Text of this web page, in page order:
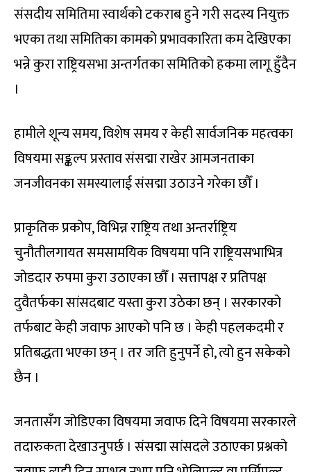
संसदीय समितिमा स्वार्थको टकराब हुने गरी सदस्य नियुक्त
भएका तथा समितिका कामको प्रभावकारिता कम देखिएका
भन्ने कुरा राष्ट्रियसभा अन्तर्गतका समितिको हकमा लागू हुँदैन
।
हामीले शून्य समय, विशेष समय र केही सार्वजनिक महत्वका
विषयमा सङ्कल्प प्रस्ताव संसद्मा राखेर आमजनताका
जनजीवनका समस्यालाई संसद्मा उठाउने गरेका छौँ ।
प्राकृतिक प्रकोप, विभिन्न राष्ट्रिय तथा अन्तर्राष्ट्रिय
चुनौतीलगायत समसामयिक विषयमा पनि राष्ट्रियसभाभित्र
जोडदार रुपमा कुरा उठाएका छौँ । सत्तापक्ष र प्रतिपक्ष
दुवैतर्फका सांसदबाट यस्ता कुरा उठेका छन् । सरकारको
तर्फबाट केही जवाफ आएको पनि छ । केही पहलकदमी र
प्रतिबद्धता भएका छन् । तर जति हुनुपर्ने हो, त्यो हुन सकेको
छैन ।
जनतासँग जोडिएका विषयमा जवाफ दिने विषयमा सरकारले
तदारुकता देखाउनुपर्छ । संसद्मा सांसदले उठाएका प्रश्नको